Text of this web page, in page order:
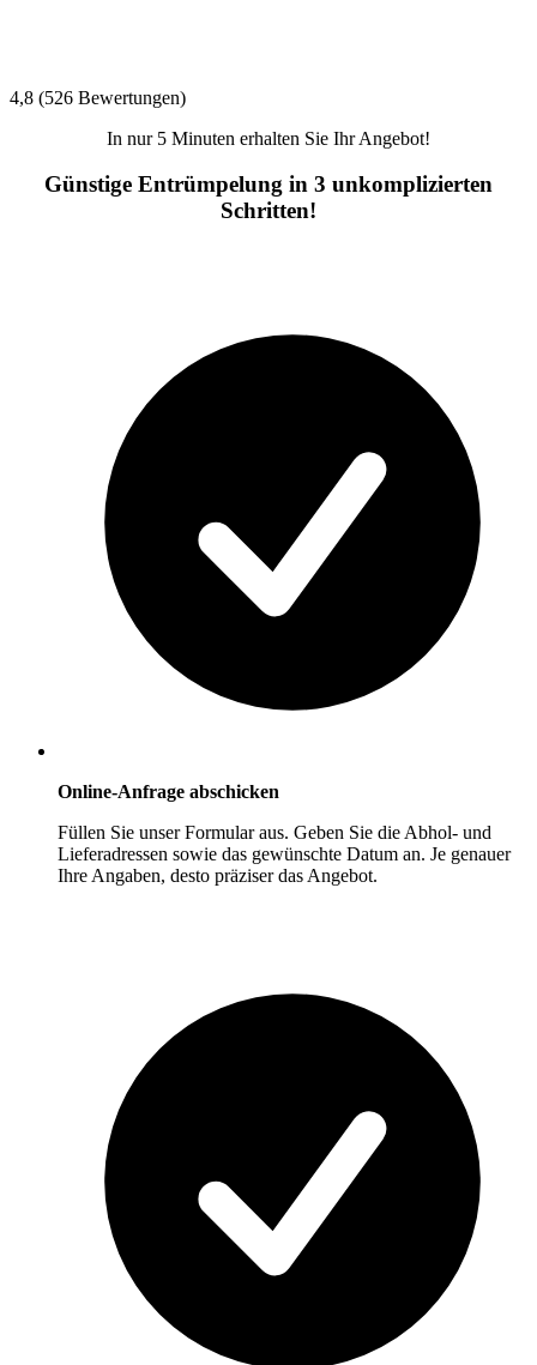
4,8 (526 Bewertungen)
In nur 5 Minuten erhalten Sie Ihr Angebot!
Günstige Entrümpelung in 3 unkomplizierten
Schritten!
Online-Anfrage abschicken
Füllen Sie unser Formular aus. Geben Sie die Abhol- und
Lieferadressen sowie das gewünschte Datum an. Je genauer
Ihre Angaben, desto präziser das Angebot.